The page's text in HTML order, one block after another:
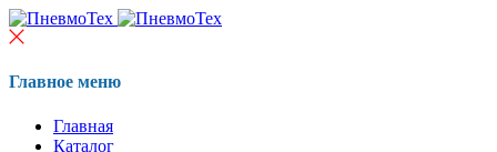
Главное меню
Главная
Каталог